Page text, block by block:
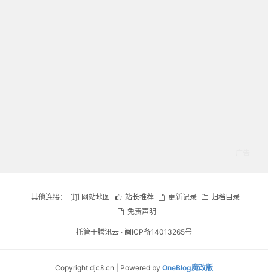
其他连接： 网站地图 站长推荐 更新记录
归档目录
免责声明
托管于腾讯云 · 闽ICP备14013265号
Copyright djc8.cn | Powered by OneBlog魔改版